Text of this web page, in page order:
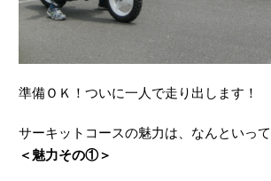
準備ＯＫ！ついに一人で走り出します！
サーキットコースの魅力は、なんといっ
＜魅力その①＞